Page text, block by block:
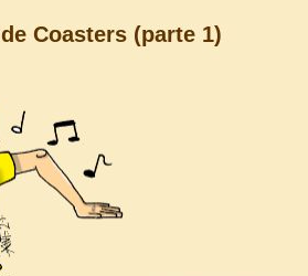
Coasters (parte 1)